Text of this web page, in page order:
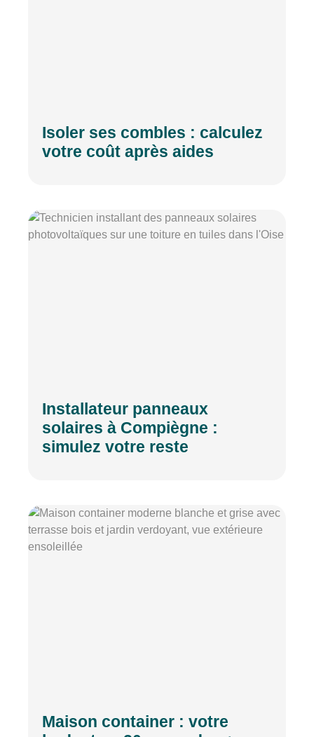
Isoler ses combles : calculez
votre coût après aides
Installateur panneaux
solaires à Compiègne :
simulez votre reste
Maison container : votre